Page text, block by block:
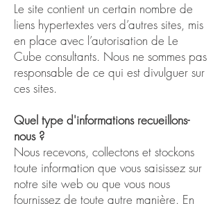
Le site contient un certain nombre de
liens hypertextes vers d’autres sites, mis
en place avec l’autorisation de Le
Cube consultants. Nous ne sommes pas
responsable de ce qui est divulguer sur
ces sites.
​Quel type d'informations recueillons-
nous ?
​Nous recevons, collectons et stockons
toute information que vous saisissez sur
notre site web ou que vous nous
fournissez de toute autre manière. En